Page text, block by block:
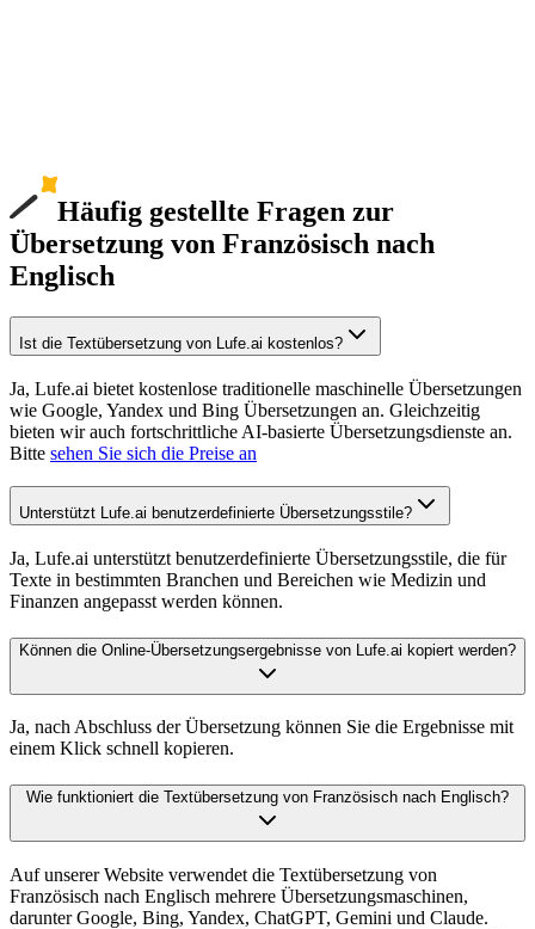
Häufig gestellte Fragen zur
Übersetzung von Französisch nach
Englisch
Ist die Textübersetzung von Lufe.ai kostenlos?
Ja, Lufe.ai bietet kostenlose traditionelle maschinelle Übersetzungen
wie Google, Yandex und Bing Übersetzungen an. Gleichzeitig
bieten wir auch fortschrittliche AI-basierte Übersetzungsdienste an.
Bitte sehen Sie sich die Preise an
Unterstützt Lufe.ai benutzerdefinierte Übersetzungsstile?
Ja, Lufe.ai unterstützt benutzerdefinierte Übersetzungsstile, die für
Texte in bestimmten Branchen und Bereichen wie Medizin und
Finanzen angepasst werden können.
Können die Online-Übersetzungsergebnisse von Lufe.ai kopiert werden?
Ja, nach Abschluss der Übersetzung können Sie die Ergebnisse mit
einem Klick schnell kopieren.
Wie funktioniert die Textübersetzung von Französisch nach Englisch?
Auf unserer Website verwendet die Textübersetzung von
Französisch nach Englisch mehrere Übersetzungsmaschinen,
darunter Google, Bing, Yandex, ChatGPT, Gemini und Claude.